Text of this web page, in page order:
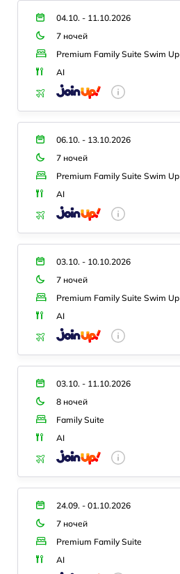
04.10. - 11.10.2026
7 ночей
Premium Family Suite Swim Up
AI
06.10. - 13.10.2026
7 ночей
Premium Family Suite Swim Up
AI
03.10. - 10.10.2026
7 ночей
Premium Family Suite Swim Up
AI
03.10. - 11.10.2026
8 ночей
Family Suite
AI
24.09. - 01.10.2026
7 ночей
Premium Family Suite
AI